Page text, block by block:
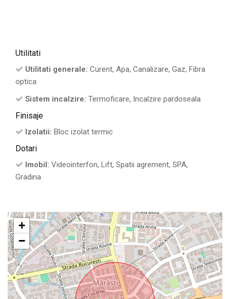
Utilitati
Utilitati generale: Curent, Apa, Canalizare, Gaz, Fibra
optica
Sistem incalzire: Termoficare, Incalzire pardoseala
Finisaje
Izolatii: Bloc izolat termic
Dotari
Imobil: Videointerfon, Lift, Spatii agrement, SPA,
Gradina
+
−